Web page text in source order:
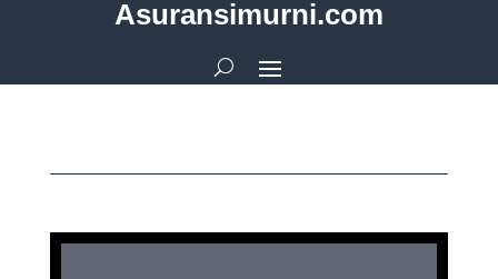
Asuransimurni.com